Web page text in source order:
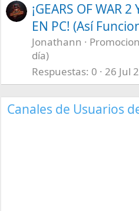
¡GEARS OF WAR 2
EN PC! (Así
Jonathann
día)
Respuestas 0 26 Jul
Canales de Usuarios